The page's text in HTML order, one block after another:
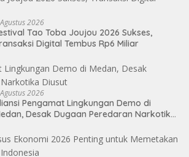
2026
Tao Toba Joujou 2026 Sukses,
Digital Tembus Rp6 Miliar
2026
Pengamat Lingkungan Demo di
Desak Dugaan Peredaran Narkotika